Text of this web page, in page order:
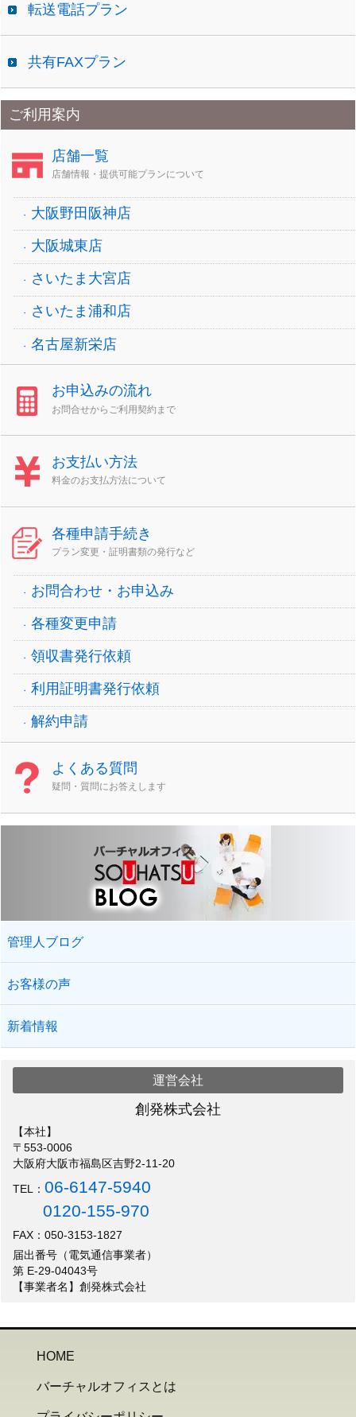
転送電話プラン
共有FAXプラン
ご利用案内
店舗一覧
店舗情報・提供可能プランについて
大阪野田阪神店
大阪城東店
さいたま大宮店
さいたま浦和店
名古屋新栄店
お申込みの流れ
お問合せからご利用契約まで
お支払い方法
料金のお支払方法について
各種申請手続き
プラン変更・証明書類の発行など
お問合わせ・お申込み
各種変更申請
領収書発行依頼
利用証明書発行依頼
解約申請
よくある質問
疑問・質問にお答えします
管理人ブログ
お客様の声
新着情報
運営会社
創発株式会社
【本社】
〒553-0006
大阪府大阪市福島区吉野2-11-20
TEL：06-6147-5940
0120-155-970
FAX：050-3153-1827
届出番号（電気通信事業者）
第 E-29-04043号
【事業者名】創発株式会社
HOME
バーチャルオフィスとは